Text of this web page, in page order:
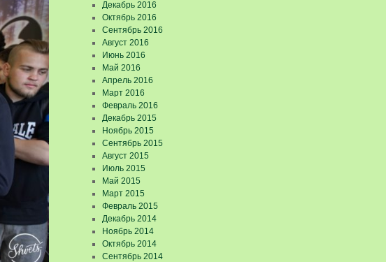
Декабрь 2016
Октябрь 2016
Сентябрь 2016
Август 2016
Июнь 2016
Май 2016
Апрель 2016
Март 2016
Февраль 2016
Декабрь 2015
Ноябрь 2015
Сентябрь 2015
Август 2015
Июль 2015
Май 2015
Март 2015
Февраль 2015
Декабрь 2014
Ноябрь 2014
Октябрь 2014
Сентябрь 2014